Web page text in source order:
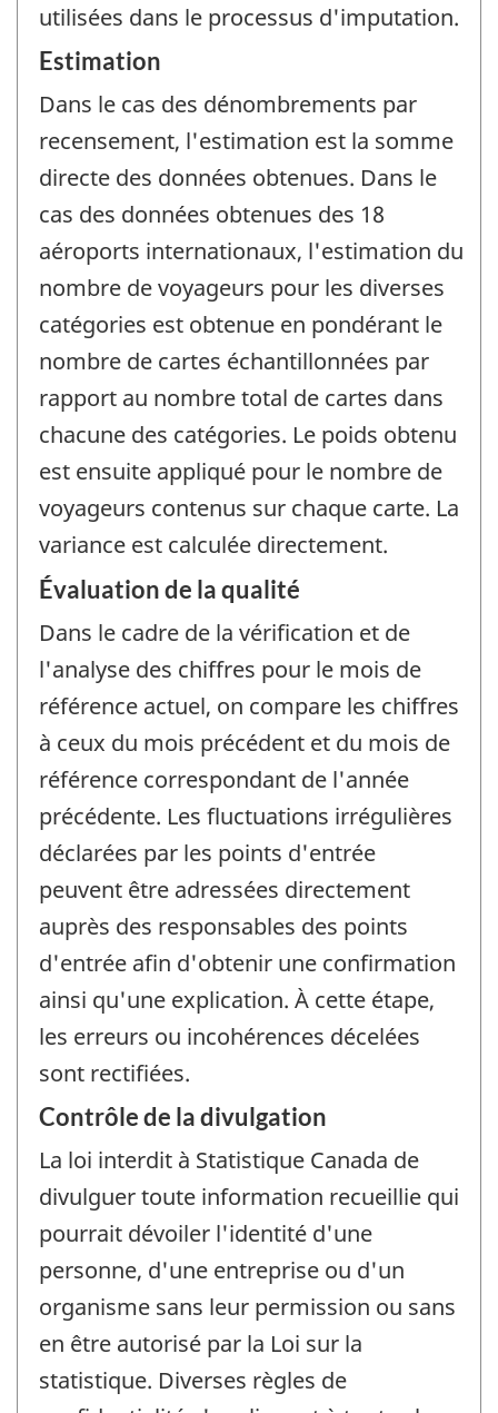
utilisées dans le processus d'imputation.
Estimation
Dans le cas des dénombrements par
recensement, l'estimation est la somme
directe des données obtenues. Dans le
cas des données obtenues des 18
aéroports internationaux, l'estimation du
nombre de voyageurs pour les diverses
catégories est obtenue en pondérant le
nombre de cartes échantillonnées par
rapport au nombre total de cartes dans
chacune des catégories. Le poids obtenu
est ensuite appliqué pour le nombre de
voyageurs contenus sur chaque carte. La
variance est calculée directement.
Évaluation de la qualité
Dans le cadre de la vérification et de
l'analyse des chiffres pour le mois de
référence actuel, on compare les chiffres
à ceux du mois précédent et du mois de
référence correspondant de l'année
précédente. Les fluctuations irrégulières
déclarées par les points d'entrée
peuvent être adressées directement
auprès des responsables des points
d'entrée afin d'obtenir une confirmation
ainsi qu'une explication. À cette étape,
les erreurs ou incohérences décelées
sont rectifiées.
Contrôle de la divulgation
La loi interdit à Statistique Canada de
divulguer toute information recueillie qui
pourrait dévoiler l'identité d'une
personne, d'une entreprise ou d'un
organisme sans leur permission ou sans
en être autorisé par la Loi sur la
statistique. Diverses règles de